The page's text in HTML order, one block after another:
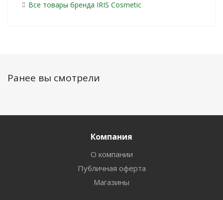
Все товары бренда IRIS Cosmetic
Ранее вы смотрели
Компания
О компании
Публичная оферта
Магазины